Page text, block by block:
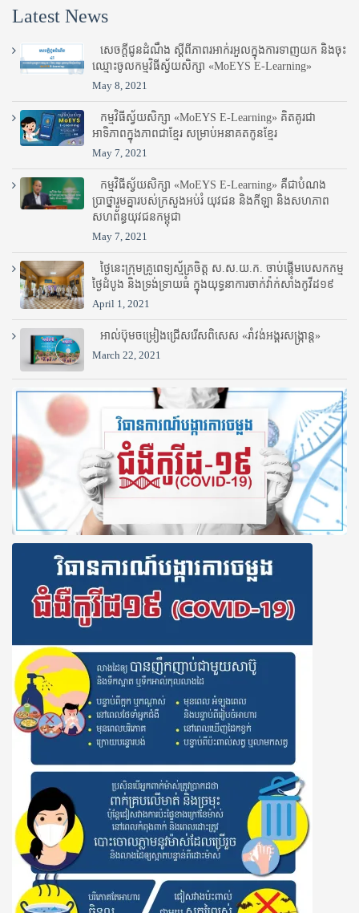
Latest News
សេចក្តីជូនដំណឹង ស្តី​ពីភាព​រអាក់រអួល​ក្នុងការ​ទាញ​យក និង​ចុះ​
ឈ្មោះ​ចូល​កម្មវិធី​ស្វ័យសិក្សា «MoEYS E-Learning»
May 8, 2021
កម្មវិធីស្វ័យសិក្សា «MoEYS E-Learning» គិតគូរជា
អាទិភាពក្នុងភាពជាខ្មែរ សម្រាប់អនាគតកូនខ្មែរ
May 7, 2021
កម្មវិធីស្វ័យសិក្សា «MoEYS E-Learning» គឺជាបំណង
ប្រាថ្នារួមគ្នារបស់ក្រសួងអប់រំ​ យុវជន និងកីឡា និងសហភាព
សហព័ន្ធយុវជនកម្ពុជា
May 7, 2021
ថ្ងៃនេះក្រុមគ្រូពេទ្យស្ម័គ្រចិត្ត ស.ស.យ.ក. ចាប់ផ្តើមបេសកកម្ម
ថ្ងៃដំបូង និងទ្រង់ទ្រាយធំ ក្នុងយុទ្ធនាការចាក់វ៉ាក់សាំងកូវីដ១៩
April 1, 2021
អាល់ប៊ុមចម្រៀងជ្រើសរើសពិសេស «រាំវង់អង្គរសង្ក្រាន្ត»
March 22, 2021